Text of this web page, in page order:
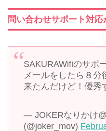
問い合わせサポート対応
SAKURAWifiのサポ
メールをしたら８分
来たんだけど！優秀
— JOKERなりかけ
(@joker_mov)